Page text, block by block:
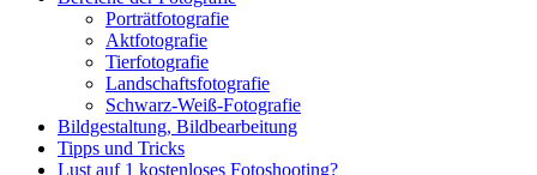
Porträtfotografie
Aktfotografie
Tierfotografie
Landschaftsfotografie
Schwarz-Weiß-Fo­to­gra­fie
Bildgestaltung, Bildbearbeitung
Tipps und Tricks
Lust auf 1 kostenloses Fotoshooting?